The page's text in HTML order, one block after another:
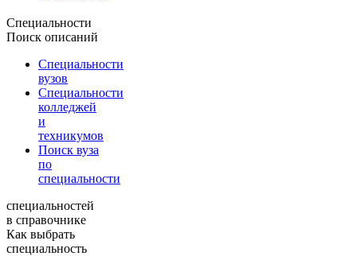
Специальности
Поиск описаний
Специальности
вузов
Специальности
колледжей
и
техникумов
Поиск вуза
по
специальности
специальностей
в справочнике
Как выбрать
специальность